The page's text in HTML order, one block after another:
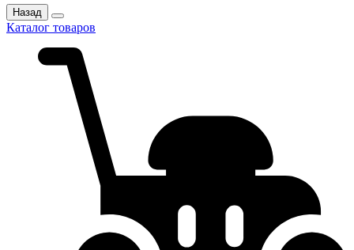
Назад
Каталог товаров